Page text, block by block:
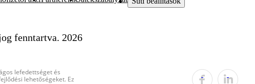
fenntartva. 2026
lefedettséget és
lehetőségeket. Ez